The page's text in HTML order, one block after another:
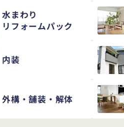
水まわり
リフォームパック
内装
外構・舗装・解体